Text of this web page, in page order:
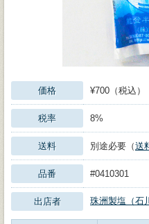
価格 ¥700（税込）
税率 8%
送料 別途必要（送
品番 #0410301
出店者 珠洲製塩（石